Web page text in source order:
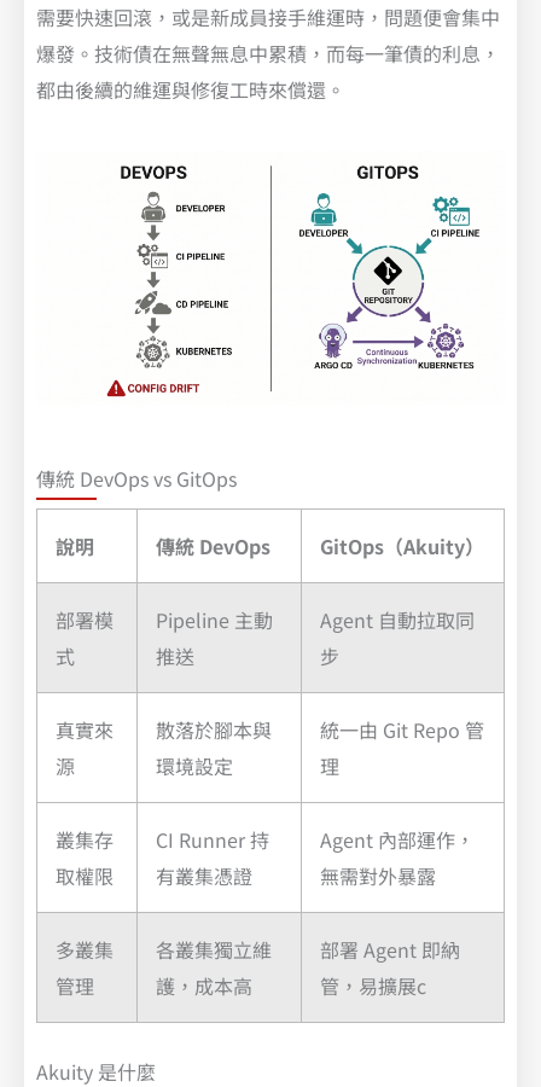
需要快速回滾，或是新成員接手維運時，問題便會集中
爆發。技術債在無聲無息中累積，而每一筆債的利息，
都由後續的維運與修復工時來償還。
傳統 DevOps vs GitOps
說明 傳統 DevOps GitOps（Akuity）
部署模
式
Pipeline 主動
推送
Agent 自動拉取同
步
真實來
源
散落於腳本與
環境設定
統一由 Git Repo 管
理
叢集存
取權限
CI Runner 持
有叢集憑證
Agent 內部運作，
無需對外暴露
多叢集
管理
各叢集獨立維
護，成本高
部署 Agent 即納
管，易擴展c
Akuity 是什麼